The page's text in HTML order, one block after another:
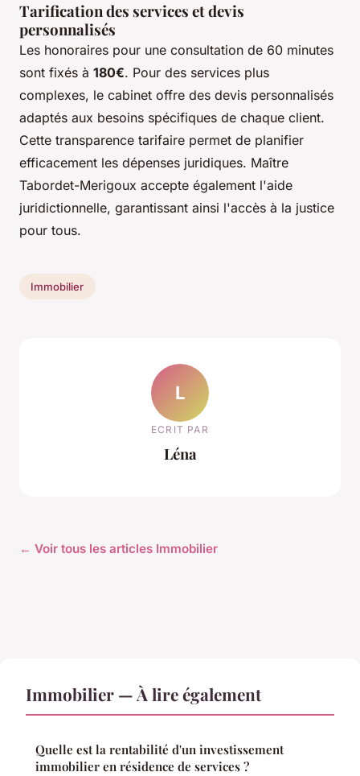
Tarification des services et devis
personnalisés
Les honoraires pour une consultation de 60 minutes
sont fixés à 180€. Pour des services plus
complexes, le cabinet offre des devis personnalisés
adaptés aux besoins spécifiques de chaque client.
Cette transparence tarifaire permet de planifier
efficacement les dépenses juridiques. Maître
Tabordet-Merigoux accepte également l'aide
juridictionnelle, garantissant ainsi l'accès à la justice
pour tous.
Immobilier
L
ECRIT PAR
Léna
← Voir tous les articles Immobilier
Immobilier — À lire également
Quelle est la rentabilité d'un investissement
immobilier en résidence de services ?